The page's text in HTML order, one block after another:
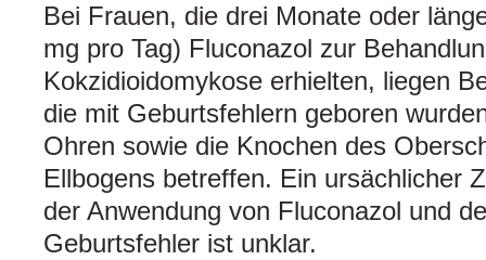
Bei Frauen, die drei Monate oder
mg pro Tag) Fluconazol zur
Kokzidioidomykose erhielten, liegen
die mit Geburtsfehlern geboren
Ohren sowie die Knochen des
Ellbogens betreffen. Ein ursächlicher
der Anwendung von Fluconazol und
Geburtsfehler ist unklar.